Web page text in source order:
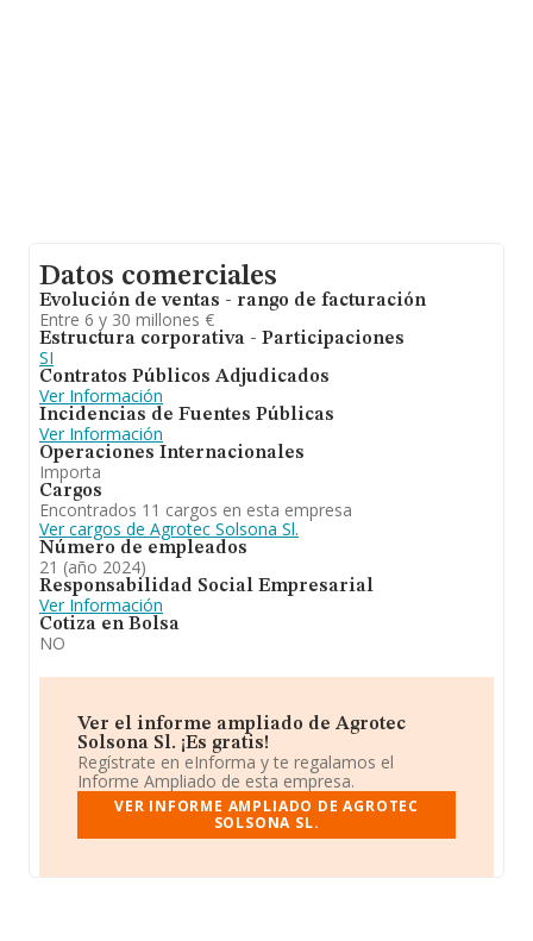
Datos comerciales
Evolución de ventas - rango de facturación
Entre 6 y 30 millones €
Estructura corporativa - Participaciones
SI
Contratos Públicos Adjudicados
Ver Información
Incidencias de Fuentes Públicas
Ver Información
Operaciones Internacionales
Importa
Cargos
Encontrados 11 cargos en esta empresa
Ver cargos de Agrotec Solsona Sl.
Número de empleados
21 (año 2024)
Responsabilidad Social Empresarial
Ver Información
Cotiza en Bolsa
NO
Ver el informe ampliado de Agrotec
Solsona Sl. ¡Es gratis!
Regístrate en eInforma y te regalamos el
Informe Ampliado de esta empresa.
VER INFORME AMPLIADO DE AGROTEC
SOLSONA SL.